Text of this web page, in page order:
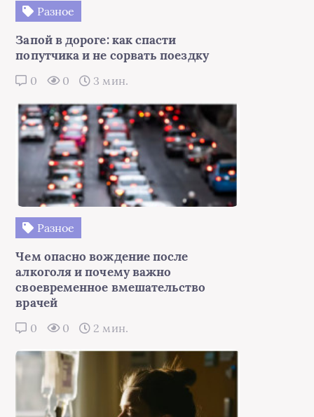
Разное
Запой в дороге: как спасти
попутчика и не сорвать поездку
0 0 3 мин.
Разное
Чем опасно вождение после
алкоголя и почему важно
своевременное вмешательство
врачей
0 0 2 мин.